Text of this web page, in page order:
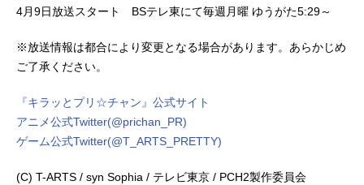
4月9日放送スタート BSテレ東にて毎週月曜 ゆうがた5:29～
※放送情報は都合により変更となる場合があります。あらかじめ
ご了承ください。
『キラッとプリ☆チャン』公式サイト
アニメ公式Twitter(@prichan_PR)
ゲーム公式Twitter(@T_ARTS_PRETTY)
(C) T-ARTS / syn Sophia / テレビ東京 / PCH2製作委員会